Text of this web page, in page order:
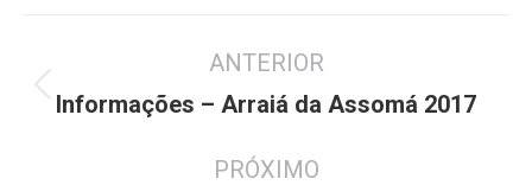
de
post:
ANTERIOR
Post
Informações – Arraiá da Assomá 2017
PRÓXIMO